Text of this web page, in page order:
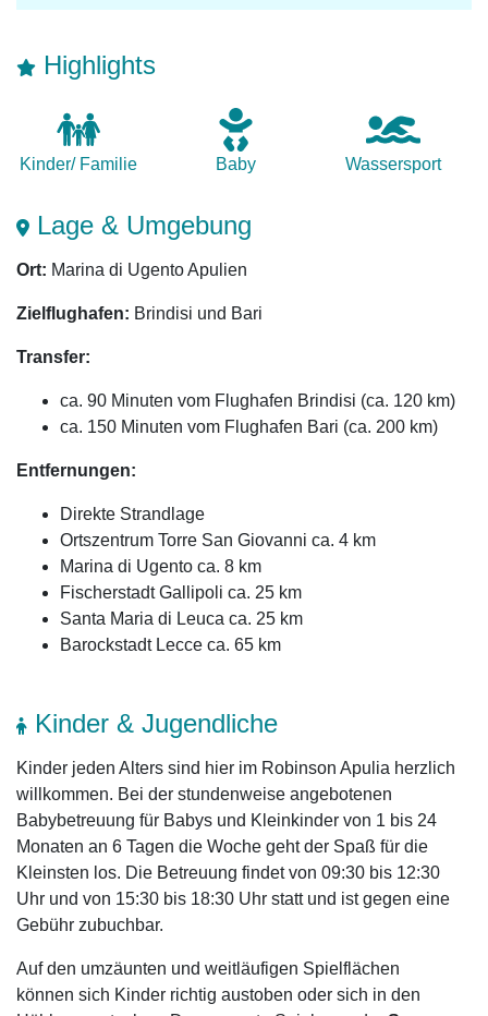
Highlights
Kinder/ Familie Baby Wasser­sport
Lage & Umgebung
Ort: Marina di Ugento Apulien
Zielflughafen: Brindisi und Bari
Transfer:
ca. 90 Minuten vom Flughafen Brindisi (ca. 120 km)
ca. 150 Minuten vom Flughafen Bari (ca. 200 km)
Entfernungen:
Direkte Strandlage
Ortszentrum Torre San Giovanni ca. 4 km
Marina di Ugento ca. 8 km
Fischerstadt Gallipoli ca. 25 km
Santa Maria di Leuca ca. 25 km
Barockstadt Lecce ca. 65 km
Kinder & Jugendliche
Kinder jeden Alters sind hier im Robinson Apulia herzlich
willkommen. Bei der stundenweise angebotenen
Babybetreuung für Babys und Kleinkinder von 1 bis 24
Monaten an 6 Tagen die Woche geht der Spaß für die
Kleinsten los. Die Betreuung findet von 09:30 bis 12:30
Uhr und von 15:30 bis 18:30 Uhr statt und ist gegen eine
Gebühr zubuchbar.
Auf den umzäunten und weitläufigen Spielflächen
können sich Kinder richtig austoben oder sich in den